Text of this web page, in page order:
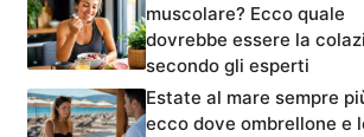
muscolare? Ecco quale
dovrebbe essere la
secondo gli esperti
Estate al mare sempre
ecco dove ombrellone e